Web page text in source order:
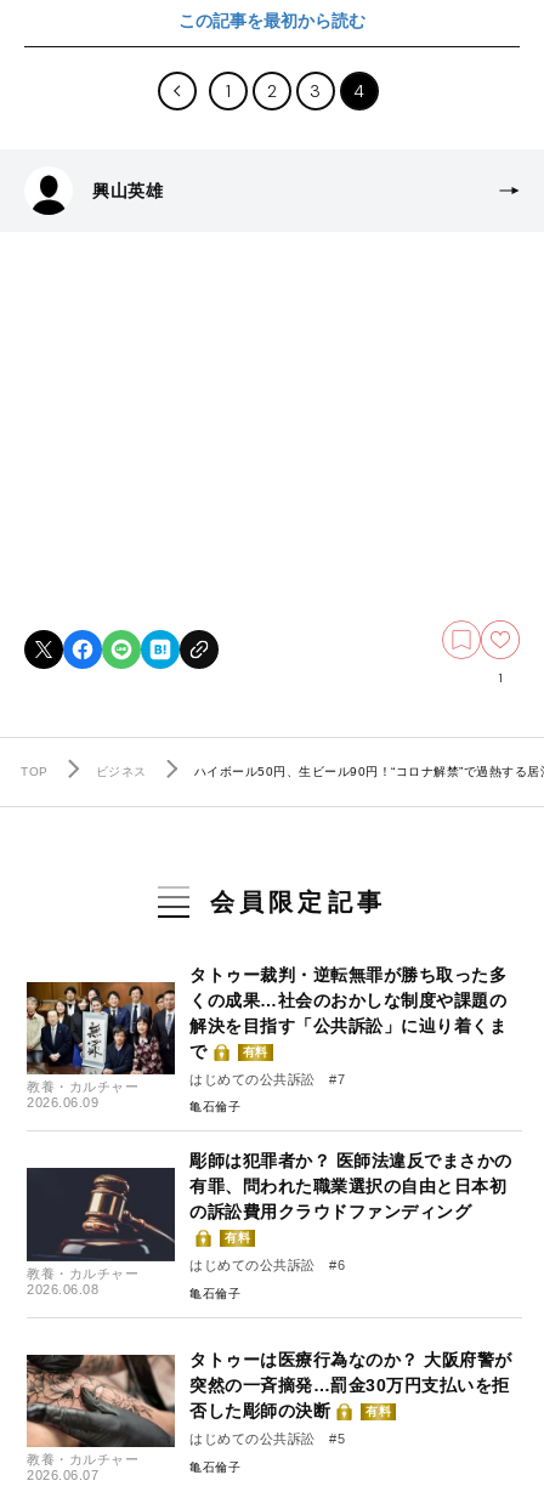
この記事を最初から読む
1 2 3 4
興山英雄
1
TOP ビジネス ハイボール50円、生ビール90円！“コロナ解禁”で過熱する
会員限定記事
教養・カルチャー
2026.06.09
タトゥー裁判・逆転無罪が勝ち取った多
くの成果…社会のおかしな制度や課題の
解決を目指す「公共訴訟」に辿り着くま
で
有料
はじめての公共訴訟 #7
亀石倫子
教養・カルチャー
2026.06.08
彫師は犯罪者か？ 医師法違反でまさかの
有罪、問われた職業選択の自由と日本初
の訴訟費用クラウドファンディング
有料
はじめての公共訴訟 #6
亀石倫子
教養・カルチャー
2026.06.07
タトゥーは医療行為なのか？ 大阪府警が
突然の一斉摘発…罰金30万円支払いを拒
否した彫師の決断
有料
はじめての公共訴訟 #5
亀石倫子